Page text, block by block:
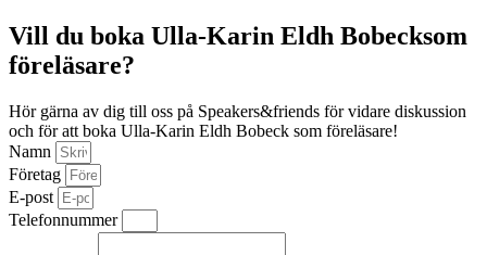
Vill du boka Ulla-Karin Eldh Bobecksom
föreläsare?
Hör gärna av dig till oss på Speakers&friends för vidare diskussion
och för att boka Ulla-Karin Eldh Bobeck som föreläsare!
Namn
Företag
E-post
Telefonnummer